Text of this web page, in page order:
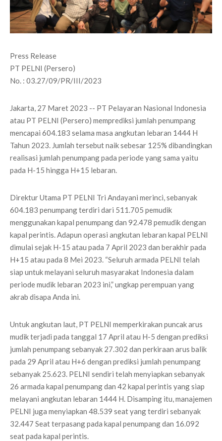
Press Release
PT PELNI (Persero)
No. : 03.27/09/PR/III/2023
Jakarta, 27 Maret 2023 -- PT Pelayaran Nasional Indonesia
atau PT PELNI (Persero) memprediksi jumlah penumpang
mencapai 604.183 selama masa angkutan lebaran 1444 H
Tahun 2023. Jumlah tersebut naik sebesar 125% dibandingkan
realisasi jumlah penumpang pada periode yang sama yaitu
pada H-15 hingga H+15 lebaran.
Direktur Utama PT PELNI Tri Andayani merinci, sebanyak
604.183 penumpang terdiri dari 511.705 pemudik
menggunakan kapal penumpang dan 92.478 pemudik dengan
kapal perintis. Adapun operasi angkutan lebaran kapal PELNI
dimulai sejak H-15 atau pada 7 April 2023 dan berakhir pada
H+15 atau pada 8 Mei 2023. “Seluruh armada PELNI telah
siap untuk melayani seluruh masyarakat Indonesia dalam
periode mudik lebaran 2023 ini,” ungkap perempuan yang
akrab disapa Anda ini.
Untuk angkutan laut, PT PELNI memperkirakan puncak arus
mudik terjadi pada tanggal 17 April atau H-5 dengan prediksi
jumlah penumpang sebanyak 27.302 dan perkiraan arus balik
pada 29 April atau H+6 dengan prediksi jumlah penumpang
sebanyak 25.623. PELNI sendiri telah menyiapkan sebanyak
26 armada kapal penumpang dan 42 kapal perintis yang siap
melayani angkutan lebaran 1444 H. Disamping itu, manajemen
PELNI juga menyiapkan 48.539 seat yang terdiri sebanyak
32.447 Seat terpasang pada kapal penumpang dan 16.092
seat pada kapal perintis.